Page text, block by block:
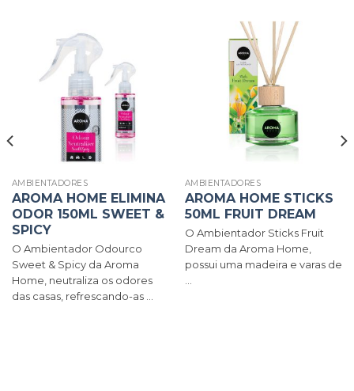
AMBIENTADORES
AROMA HOME ELIMINA
ODOR 150ML SWEET &
SPICY
O Ambientador Odourco
Sweet & Spicy da Aroma
Home, neutraliza os odores
das casas, refrescando-as ...
AMBIENTADORES
AROMA HOME STICKS
50ML FRUIT DREAM
O Ambientador Sticks Fruit
Dream da Aroma Home,
possui uma madeira e varas de